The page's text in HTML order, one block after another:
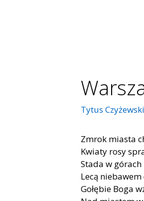
Tytus Czyżewski
Zmrok miasta
Kwiaty rosy
Stada w górach
Lecą
Gołębie Boga